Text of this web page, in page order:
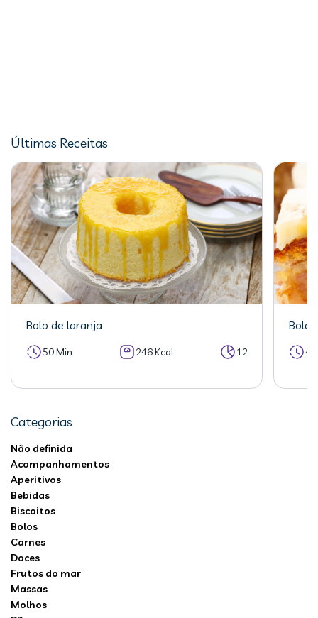
Últimas Receitas
Bolo de laranja
50 Min 246 Kcal 12
Bolo
Categorias
Não definida
Acompanhamentos
Aperitivos
Bebidas
Biscoitos
Bolos
Carnes
Doces
Frutos do mar
Massas
Molhos